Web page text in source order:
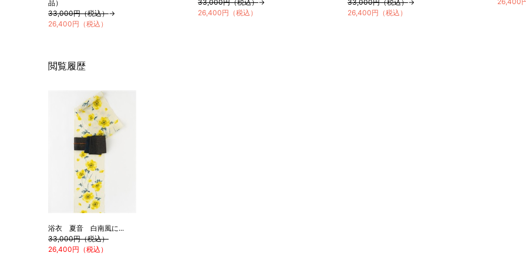
品）
33,000円（税込）→
26,400円（税込）
33,000円（税込）→
26,400円（税込）
33,000円（税込）→
26,400円（税込）
閲覧履歴
浴衣 夏音 白南風に...
33,000円（税込）
26,400円（税込）